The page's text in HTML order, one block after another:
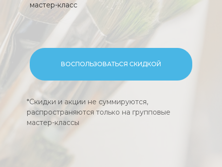
*Скидки и акции не суммируются,
распространяются только на групповые
мастер-классы
ВОСПОЛЬЗОВАТЬСЯ СКИДКОЙ
мастер-класс